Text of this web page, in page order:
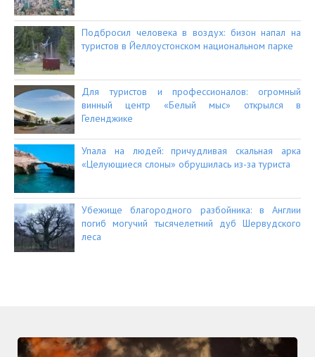
Подбросил человека в воздух: бизон напал на
туристов в Йеллоустонском национальном парке
Для туристов и профессионалов: огромный
винный центр «Белый мыс» открылся в
Геленджике
Упала на людей: причудливая скальная арка
«Целующиеся слоны» обрушилась из-за туриста
Убежище благородного разбойника: в Англии
погиб могучий тысячелетний дуб Шервудского
леса